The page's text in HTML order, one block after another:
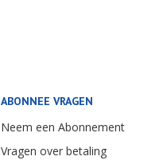
ABONNEE VRAGEN
Neem een Abonnement
Vragen over betaling